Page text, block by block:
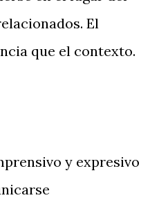
El
que el contexto.
y